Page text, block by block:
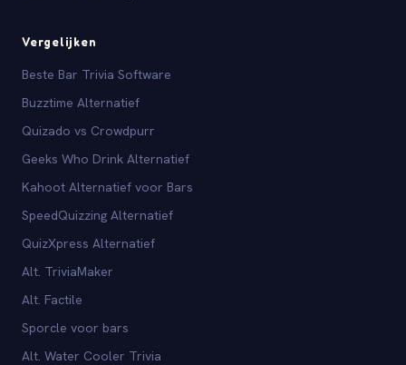
Vergelijken
Beste Bar Trivia Software
Buzztime Alternatief
Quizado vs Crowdpurr
Geeks Who Drink Alternatief
Kahoot Alternatief voor Bars
SpeedQuizzing Alternatief
QuizXpress Alternatief
Alt. TriviaMaker
Alt. Factile
Sporcle voor bars
Alt. Water Cooler Trivia